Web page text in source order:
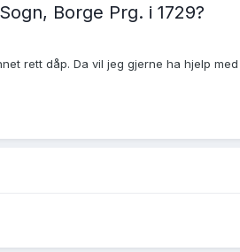
Borge Prg. i 1729?
rett dåp. Da vil jeg gjerne ha hjelp